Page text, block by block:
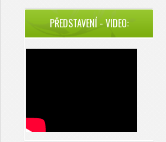
PŘEDSTAVENÍ - VIDEO: